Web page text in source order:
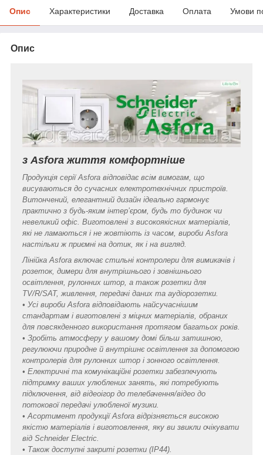
Опис Характеристики Доставка Оплата Умови
Опис
з Asfora життя комфортніше
Продукція серії Asfora відповідає всім вимогам, що
висуваються до сучасних електротехнічних пристроїв.
Витончений, елегантний дизайн ідеально гармонує
практично з будь-яким інтер’єром, будь то будинок чи
невеликий офіс. Виготовлені з високоякісних матеріалів,
які не ламаються і не жовтіють із часом, вироби Asfora
настільки ж приємні на дотик, як і на вигляд.
Лінійка Asfora включає стильні контролери для вимикачів і
розеток, димери для внутрішнього і зовнішнього
освітлення, рулонних штор, а також розетки для
TV/R/SAT, живлення, передачі даних та аудіорозетки.
• Усі вироби Asfora відповідають найсучаснішим
стандартам і виготовлені з міцних матеріалів, обраних
для повсякденного використання протягом багатьох років.
• Зробіть атмосферу у вашому домі більш затишною,
регулюючи природне й внутрішнє освітлення за допомогою
контролерів для рулонних штор і зонного освітлення.
• Електричні та комунікаційні розетки забезпечують
підтримку ваших улюблених занять, які потребують
підключення, від відеоігор до телебачення/відео до
потокової передачі улюбленої музики.
• Асортимент продукції Asfora відрізняється високою
якістю матеріалів і виготовлення, яку ви звикли очікувати
від Schneider Electric.
• Також доступні закриті розетки (IP44).